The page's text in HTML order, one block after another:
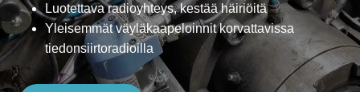
Luotettava radioyhteys, kestää häiriöitä
Yleisemmät väyläkaapeloinnit korvattavissa
tiedonsiirtoradioilla